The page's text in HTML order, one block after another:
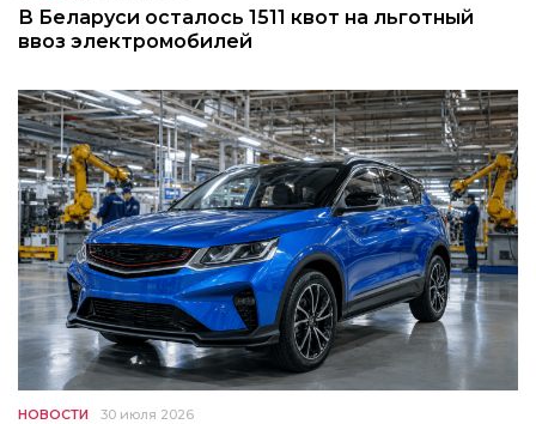
В Беларуси осталось 1511 квот на льготный
ввоз электромобилей
НОВОСТИ 30 июля 2026